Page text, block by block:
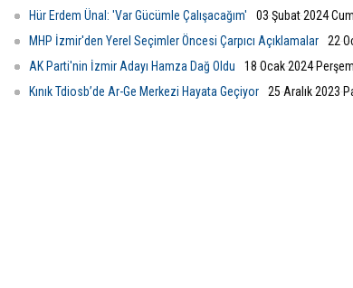
Hür Erdem Ünal: 'Var Gücümle Çalışacağım'
03 Şubat 2024
MHP İzmir'den Yerel Seçimler Öncesi Çarpıcı Açıklamalar
22
AK Parti'nin İzmir Adayı Hamza Dağ Oldu
18 Ocak 2024
Kınık Tdiosb’de Ar-Ge Merkezi Hayata Geçiyor
25 Aralık 2023